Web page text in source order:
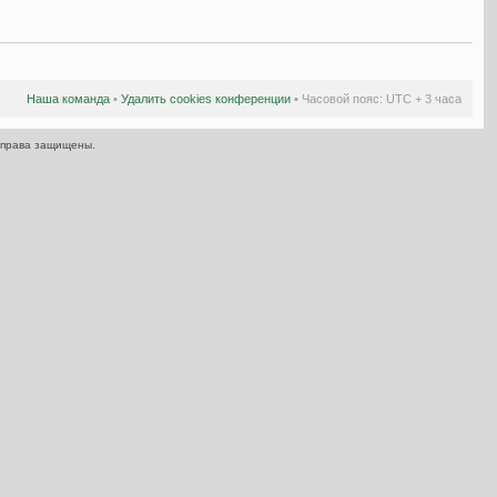
Наша команда • Удалить cookies конференции • Часовой пояс: UTC + 3 часа
защищены.